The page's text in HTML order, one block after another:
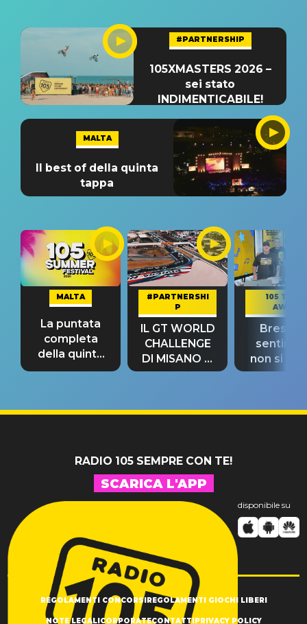
#PARTNERSHIP
105XMASTERS 2026 –
sei stato
INDIMENTICABILE!
MALTA
Il best of della quinta
tappa
MALTA
La puntata
completa
della quinta
tappa
#PARTNERSHI
P
IL GT WORLD
CHALLENGE
DI MISANO si
riconferma
105 TAKE
AWAY
Bresh:
non si
fino alla
RADIO 105 SEMPRE CON TE!
SCARICA L'APP
disponibile su
REGOLAMENTI CONCORSIREGOLAMENTI GIOCHI LIBERI
NOTE LEGALICORPORATECONTATTIPRIVACY POLICY